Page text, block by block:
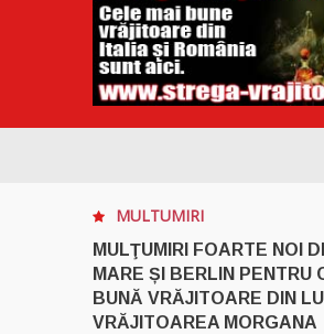
MULTUMIRI
MULŢUMIRI FOARTE NOI
MARE ȘI BERLIN PENTRU
BUNĂ VRĂJITOARE DIN
VRĂJITOAREA MORGANA